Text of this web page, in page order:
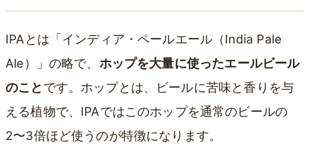
IPAとは「インディア・ペールエール（India Pale
Ale）」の略で、 ホップを大量に使ったエールビール
のこと です。ホップとは、ビールに苦味と香りを与
える植物で、IPAではこのホップを通常のビールの
2〜3倍ほど使うのが特徴になります。